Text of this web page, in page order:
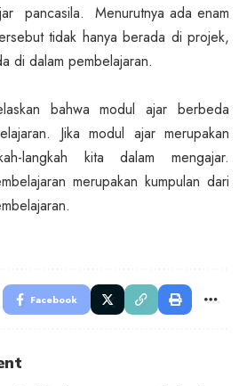
pancasila. Menurutnya ada enam
tidak hanya berada di projek,
di dalam pembelajaran.
bahwa modul ajar berbeda
Jika modul ajar merupakan
langkah kita dalam mengajar.
merupakan kumpulan dari
Facebook